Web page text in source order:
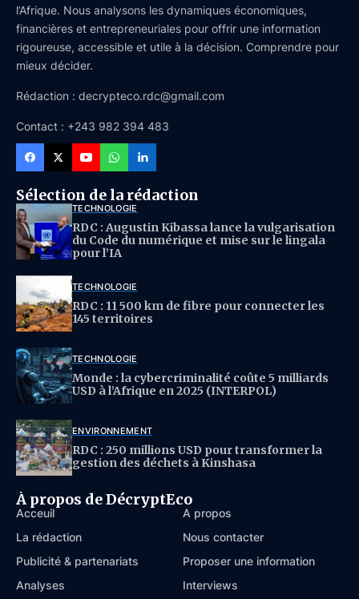
l’Afrique. Nous analysons les dynamiques économiques,
financières et entrepreneuriales pour offrir une information
rigoureuse, accessible et utile à la décision. Comprendre pour
mieux décider.
Rédaction : decrypteco.rdc@gmail.com
Contact : +243 982 394 483
Sélection de la rédaction
TECHNOLOGIE
RDC : Augustin Kibassa lance la vulgarisation
du Code du numérique et mise sur le lingala
pour l’IA
TECHNOLOGIE
RDC : 11 500 km de fibre pour connecter les
145 territoires
TECHNOLOGIE
Monde : la cybercriminalité coûte 5 milliards
USD à l’Afrique en 2025 (INTERPOL)
ENVIRONNEMENT
RDC : 250 millions USD pour transformer la
gestion des déchets à Kinshasa
À propos de DécryptEco
Acceuil
À propos
La rédaction
Nous contacter
Publicité & partenariats
Proposer une information
Analyses
Interviews